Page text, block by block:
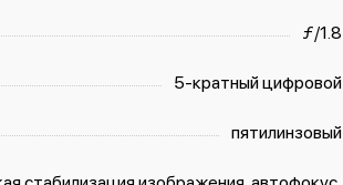
ƒ/1.8
5-кратный цифровой
пятилинзовый